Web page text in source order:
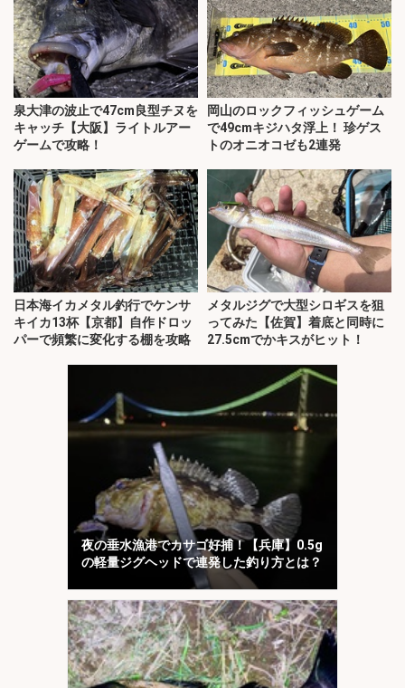
泉大津の波止で47cm良型チヌを
キャッチ【大阪】ライトルアー
ゲームで攻略！
岡山のロックフィッシュゲーム
で49cmキジハタ浮上！ 珍ゲス
トのオニオコゼも2連発
日本海イカメタル釣行でケンサ
キイカ13杯【京都】自作ドロッ
パーで頻繁に変化する棚を攻略
メタルジグで大型シロギスを狙
ってみた【佐賀】着底と同時に
27.5cmでかキスがヒット！
夜の垂水漁港でカサゴ好捕！【兵庫】0.5g
の軽量ジグヘッドで連発した釣り方とは？